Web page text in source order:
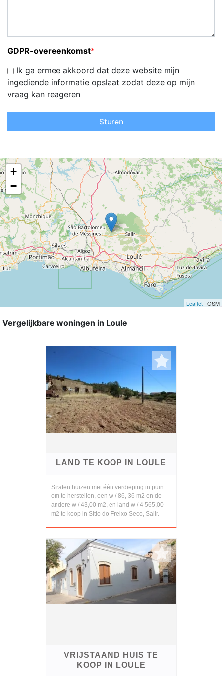
GDPR-overeenkomst*
Ik ga ermee akkoord dat deze website mijn
ingediende informatie opslaat zodat deze op mijn
vraag kan reageren
Sturen
+
−
Leaflet | OSM
Vergelijkbare woningen in Loule
LAND TE KOOP IN LOULE
Straten huizen met één verdieping in puin
om te herstellen, een w / 86, 36 m2 en de
andere w / 43,00 m2, en land w / 4 565,00
m2 te koop in Sitio do Freixo Seco, Salir.
VRIJSTAAND HUIS TE
KOOP IN LOULE